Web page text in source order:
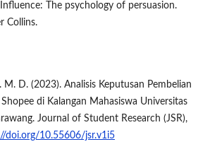
The psychology of persuasion.
Collins.
M. D. (2023). Analisis Keputusan Pembelian
di Kalangan Mahasiswa Universitas
Journal of Student Research (JSR),
doi.org/10.55606/jsr.v1i5